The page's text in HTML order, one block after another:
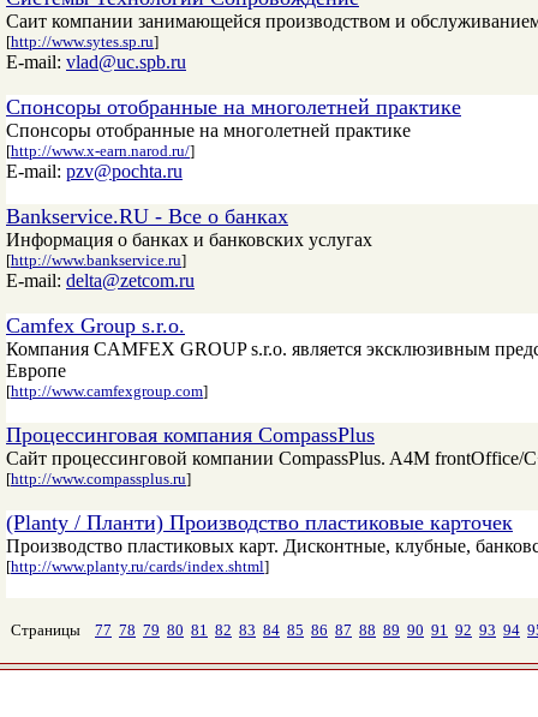
Саит компании занимающейся производством и
[http://www.sytes.sp.ru]
E-mail: vlad@uc.spb.ru
Спонсоры отобранные на многолетней практике
Спонсоры отобранные на многолетней практике
[http://www.x-earn.narod.ru/]
E-mail: pzv@pochta.ru
Bankservice.RU - Все о банках
Информация о банках и банковских услугах
[http://www.bankservice.ru]
E-mail: delta@zetcom.ru
Camfex Group s.r.o.
Компания CAMFEX GROUP s.r.o. является эксклюзивным
Европе
[http://www.camfexgroup.com]
Процессинговая компания CompassPlus
Сайт процессинговой компании CompassPlus. A4M
[http://www.compassplus.ru]
(Planty / Планти) Производство пластиковые карточек
Производство пластиковых карт. Дисконтные, клубные,
[http://www.planty.ru/cards/index.shtml]
Страницы 77 78 79 80 81 82 83 84 85 86 87 88 89 90 91 92 93 94